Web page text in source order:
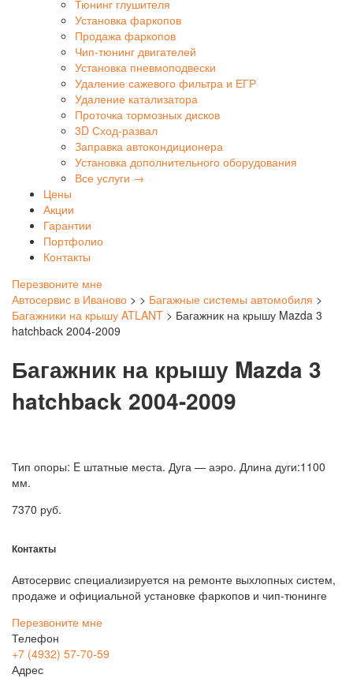
Тюнинг глушителя
Установка фаркопов
Продажа фаркопов
Чип-тюнинг двигателей
Установка пневмоподвески
Удаление сажевого фильтра и ЕГР
Удаление катализатора
Проточка тормозных дисков
3D Сход-развал
Заправка автокондиционера
Установка дополнительного оборудования
Все услуги →
Цены
Акции
Гарантии
Портфолио
Контакты
Перезвоните мне
Автосервис в Иваново > > Багажные системы автомобиля >
Багажники на крышу ATLANT > Багажник на крышу Mazda 3
hatchback 2004-2009
Багажник на крышу Mazda 3
hatchback 2004-2009
Тип опоры: E штатные места. Дуга — аэро. Длина дуги:1100
мм.
7370 руб.
Контакты
Автосервис специализируется на ремонте выхлопных систем,
продаже и официальной установке фаркопов и чип-тюнинге
Перезвоните мне
Телефон
+7 (4932) 57-70-59
Адрес